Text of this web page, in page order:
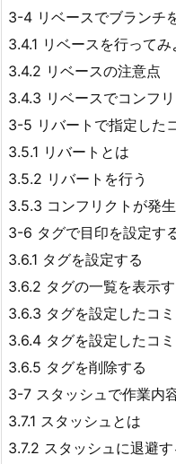
3-4 リベースでブランチ
3.4.1 リベースを行ってみ
3.4.2 リベースの注意点
3.4.3 リベースでコンフ
3-5 リバートで指定した
3.5.1 リバートとは
3.5.2 リバートを行う
3.5.3 コンフリクトが発
3-6 タグで目印を設定す
3.6.1 タグを設定する
3.6.2 タグの一覧を表示
3.6.3 タグを設定したコ
3.6.4 タグを設定したコ
3.6.5 タグを削除する
3-7 スタッシュで作業内
3.7.1 スタッシュとは
3.7.2 スタッシュに退避す